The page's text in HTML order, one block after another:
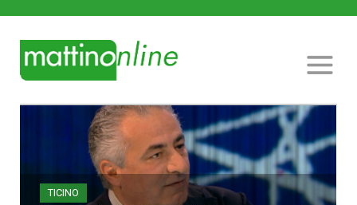
TICINO